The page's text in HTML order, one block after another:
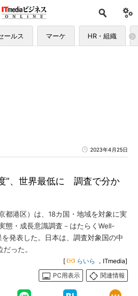
ールス マーケ HR・組織
2023年4月25日
”、世界最低に 調査で分か
都港区）は、18カ国・地域を対象に実
態・成長意識調査－はたらくWell-
発表した。日本は、調査対象国の中
った。
[ らいら
，ITmedia]
PC用表示
関連情報